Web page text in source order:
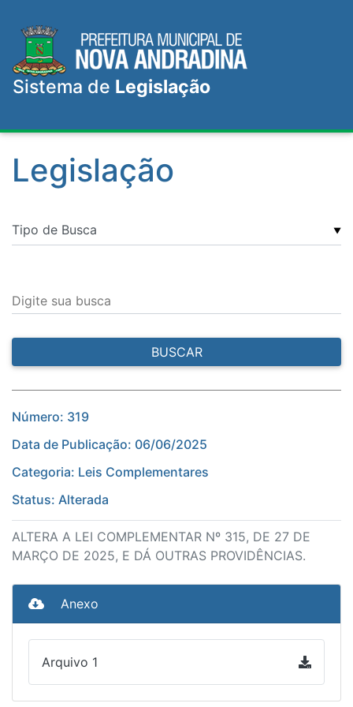
Sistema de Legislação
Legislação
▼
Digite sua busca
BUSCAR
Número: 319
Data de Publicação: 06/06/2025
Categoria: Leis Complementares
Status: Alterada
ALTERA A LEI COMPLEMENTAR Nº 315, DE 27 DE
MARÇO DE 2025, E DÁ OUTRAS PROVIDÊNCIAS.
Anexo
Arquivo 1